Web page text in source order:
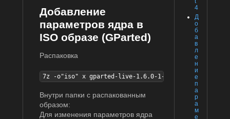
4
Д
о
б
а
в
л
е
н
и
е
п
а
р
а
м
е
Добавление
параметров ядра в
ISO образе (GParted)
Распаковка
7z -o"iso" x gparted-live-1.6.0-1-amd64.iso
Внутри папки с распакованным
образом:
Для изменения параметров ядра